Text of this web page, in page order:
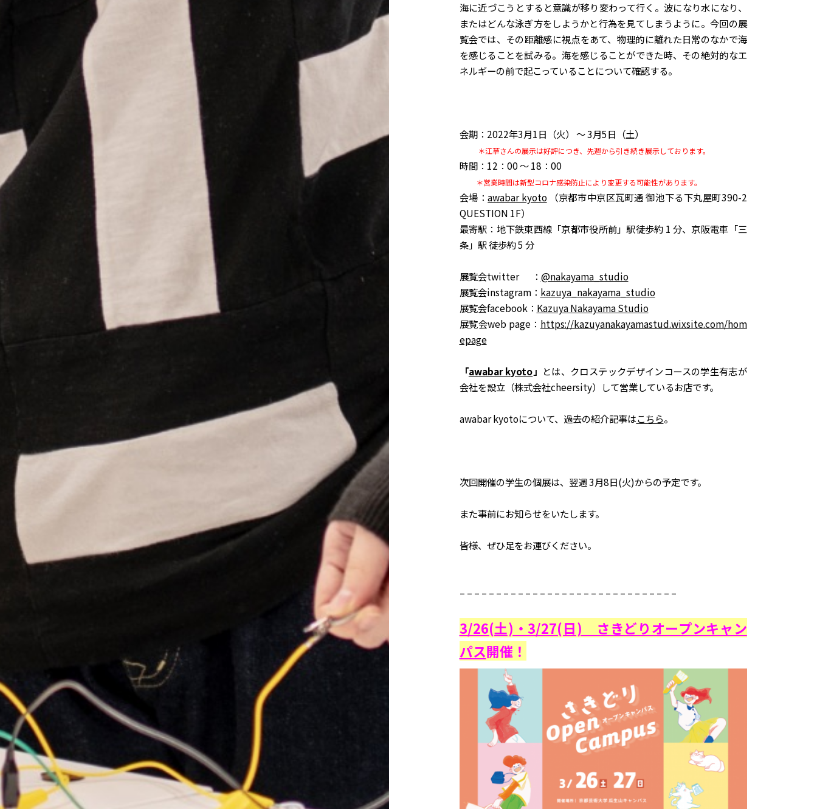
海に近づこうとすると意識が移り変わって行く。波になり水になり、
またはどんな泳ぎ方をしようかと行為を見てしまうように。今回の展
覧会では、その距離感に視点をあて、物理的に離れた日常のなかで海
を感じることを試みる。海を感じることができた時、その絶対的なエ
ネルギーの前で起こっていることについて確認する。
会期：2022年3月1日（火） ～ 3月5日（土）
＊江草さんの展示は好評につき、先週から引き続き展示しております。
時間：12：00 ～ 18：00
＊営業時間は新型コロナ感染防止により変更する可能性があります。
会場：awabar kyoto
（京都市中京区瓦町通 御池下る下丸屋町390-2
QUESTION 1F）
最寄駅：地下鉄東西線「京都市役所前」駅徒歩約 1 分、京阪電車「三
条」駅 徒歩約 5 分
展覧会twitter ： @nakayama_studio
展覧会instagram： kazuya_nakayama_studio
展覧会facebook： Kazuya Nakayama Studio
展覧会web page： https://kazuyanakayamastud.wixsite.com/hom
epage
「awabar kyoto 」 とは、クロステックデザインコースの学生有志が
会社を設立（株式会社cheersity）して営業しているお店です。
awabar kyotoについて、過去の紹介記事はこちら。
次回開催の学生の個展は、翌週 3月8日(火)からの予定です。
また事前にお知らせをいたします。
皆様、ぜひ足をお運びください。
– – – – – – – – – – – – – – – – – – – – – – – – – – – – – –
3/26(土)・3/27(日) さきどりオープンキャン
パス開催！